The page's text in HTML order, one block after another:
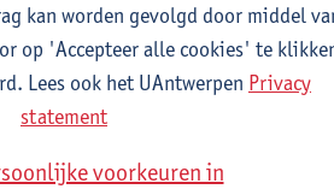
(core module)
Debby Van Dam
kan worden gevolgd door middel
op 'Accepteer alle cookies' te
Lees ook het UAntwerpen Privacy
statement
voorkeuren in